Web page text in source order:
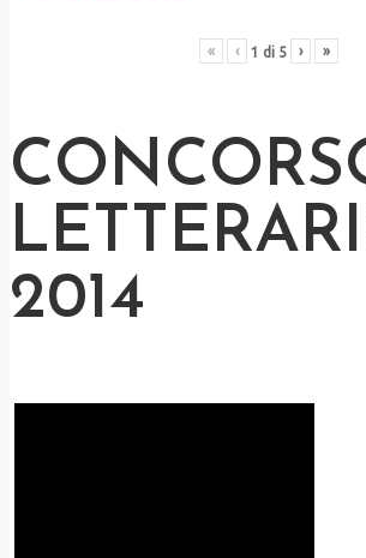
« ‹ 1 di 5 › »
2014